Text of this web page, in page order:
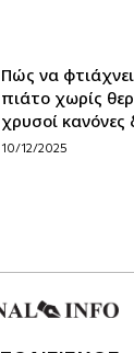
Πώς να
πιάτο χωρίς
χρυσοί κανόνες
10/12/2025